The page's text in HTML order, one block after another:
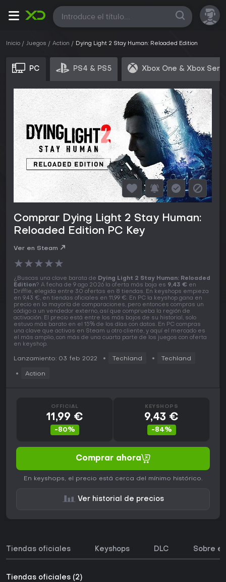
Todas
Inicio Juegos Action Dying Light 2 Stay Human: Reloaded Edition
PC PS4 & PS5 Xbox One & Xbox
Comprar Dying Light 2 Stay Human:
Reloaded Edition PC Key
Ver en Steam
★★★★★
¿Buscas una clave barata de Dying Light 2 Stay Human: Reloaded
Edition? A fecha de 9 ago 2026 la oferta más baja es 9,43 € en
Driffle, elegida entre 30 ofertas en 8 tiendas. En keyshops empieza
en 9,43 €, en tiendas oficiales en 11,99 €. En PC la keyshop gana en
precio en la mayoría de comparaciones, pero entonces compras un
código a un vendedor externo, así que comprueba la región de
activación. El precio está entre los más bajos de su historial, solo
estuvo más barato en el 15% de los días con datos. En PC compras
una clave que activas en Steam u otro cliente, y aquí el mercado es
el más amplio, con más de una cuarta parte de los juegos con oferta
en keyshop.
Lanzamiento: 03 feb 2022 Techland Techland
Action
OFFICIAL
11,99 €
-80%
KEYSHOPS
9,43 €
-84%
Comprar ahora
En keyshops, el precio está cerca del mínimo histórico.
Ver historial de precios
Tiendas oficiales Keyshops DLC Sobre
Tiendas oficiales (2)